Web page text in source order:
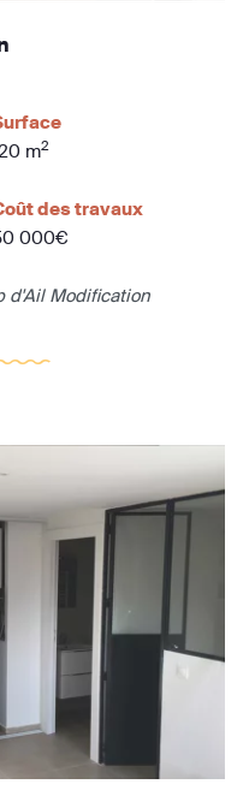
m2
des travaux
000€
d'Ail Modification